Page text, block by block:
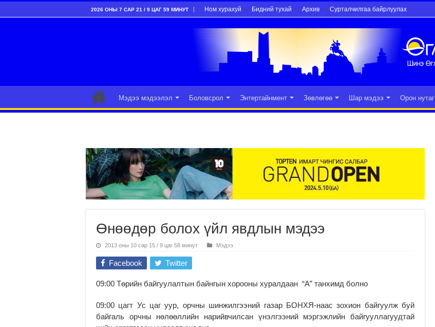
2026 ОНЫ 7 САР 21 / 9 ЦАГ 59 МИНУТ Ном хурахуй Бидний тухай Архив Сурталчилгаа байрлуулах
Мэдээ мэдээлэл Боловсрол Энтертайнмент Зөвлөгөө Шар мэдээ Орон нутаг
Өнөөдөр болох үйл явдлын мэдээ
2013 оны 10 сар 15 / 9 цаг 58 минут Мэдээ
Facebook Twitter
09:00 Төрийн байгуулалтын байнгын хорооны хуралдаан “А” танхимд болно
09:00 цагт Ус цаг уур, орчны шинжилгээний газар БОНХЯ-наас зохион байгуулж буй
байгаль орчны нөлөөллийн нарийвчилсан үнэлгээний мэргэжлийн байгууллагуудтай